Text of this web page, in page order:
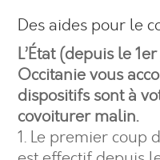
Des aides pour le
L’État (depuis le
Occitanie vous
dispositifs sont à
covoiturer malin.
1. Le premier coup